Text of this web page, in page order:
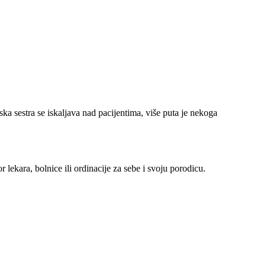
sestra se iskaljava nad pacijentima, više puta je nekoga
lekara, bolnice ili ordinacije za sebe i svoju porodicu.